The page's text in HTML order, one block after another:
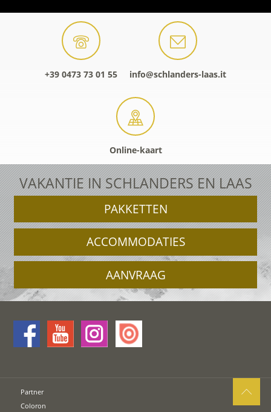
+39 0473 73 01 55 info@schlanders-laas.it
Online-kaart
VAKANTIE IN SCHLANDERS EN LAAS
PAKKETTEN
ACCOMMODATIES
AANVRAAG
Partner
Coloron